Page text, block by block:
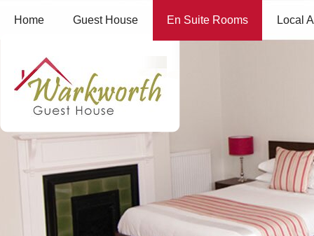
Home Guest House En Suite Rooms Local